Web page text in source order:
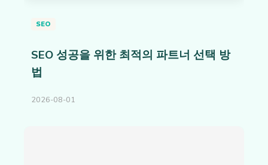
SEO
SEO 성공을 위한 최적의 파트너 선택 방
법
2026-08-01